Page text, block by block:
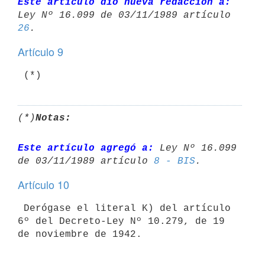
26
Artículo 9
(*)
(*)Notas:
Este artículo agregó a:
Ley Nº 16.099
de 03/11/1989 artículo 8 - BIS
Artículo 10
6º del Decreto-Ley Nº 10.279, de 19
de noviembre de 1942.